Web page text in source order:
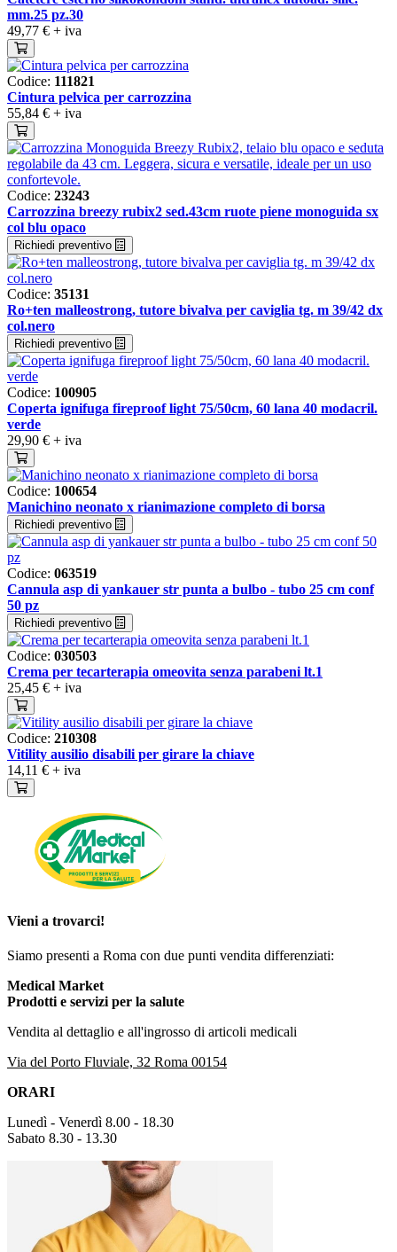
mm.25 pz.30
49,77 € + iva
Codice: 111821
Cintura pelvica per carrozzina
55,84 € + iva
Codice: 23243
Carrozzina breezy rubix2 sed.43cm ruote piene monoguida sx
col blu opaco
Richiedi preventivo
Codice: 35131
Ro+ten malleostrong, tutore bivalva per caviglia tg. m 39/42 dx
col.nero
Richiedi preventivo
Codice: 100905
Coperta ignifuga fireproof light 75/50cm, 60 lana 40 modacril.
verde
29,90 € + iva
Codice: 100654
Manichino neonato x rianimazione completo di borsa
Richiedi preventivo
Codice: 063519
Cannula asp di yankauer str punta a bulbo - tubo 25 cm conf
50 pz
Richiedi preventivo
Codice: 030503
Crema per tecarterapia omeovita senza parabeni lt.1
25,45 € + iva
Codice: 210308
Vitility ausilio disabili per girare la chiave
14,11 € + iva
Vieni a trovarci!
Siamo presenti a Roma con due punti vendita differenziati:
Medical Market
Prodotti e servizi per la salute
Vendita al dettaglio e all'ingrosso di articoli medicali
Via del Porto Fluviale, 32 Roma 00154
ORARI
Lunedì - Venerdì 8.00 - 18.30
Sabato 8.30 - 13.30